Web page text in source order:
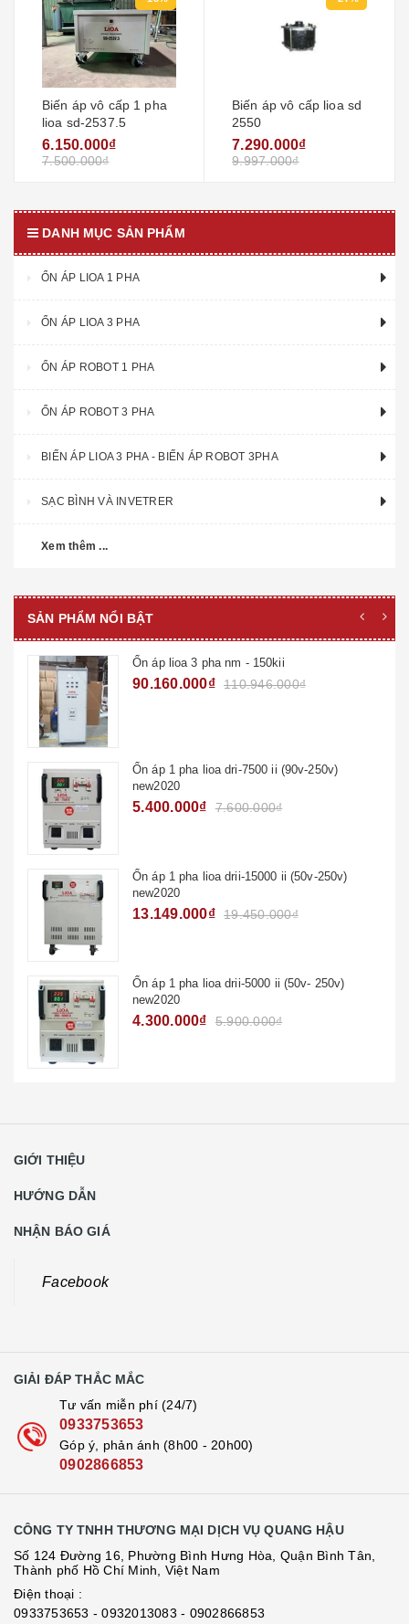
Biến áp vô cấp 1 pha
lioa sd-2537.5
6.150.000₫
7.500.000₫
Biến áp vô cấp lioa sd
2550
7.290.000₫
9.997.000₫
DANH MỤC SẢN PHẨM
ỔN ÁP LIOA 1 PHA
ỔN ÁP LIOA 3 PHA
ỔN ÁP ROBOT 1 PHA
ỔN ÁP ROBOT 3 PHA
BIẾN ÁP LIOA 3 PHA - BIẾN ÁP ROBOT 3PHA
SẠC BÌNH VÀ INVETRER
Xem thêm ...
SẢN PHẨM NỔI BẬT
Ổn áp 1 pha lioa drii-7500 ii ( 50v- 250v)
new2020
Ổn áp lioa 1 pha drii-10000 ii new2020 (50v-
250v)
8.400.000₫ 12.150.000₫
NHẬN BÁO GIÁ
Facebook
Góp ý, phản ánh (8h00 - 20h00)
0902866853
CÔNG TY TNHH THƯƠNG MẠI DỊCH VỤ QUANG HẬU
Điện thoại :
0933753653 - 0932013083 - 0902866853
Mã số doanh nghiệp: 0316406341
Điện thoại :